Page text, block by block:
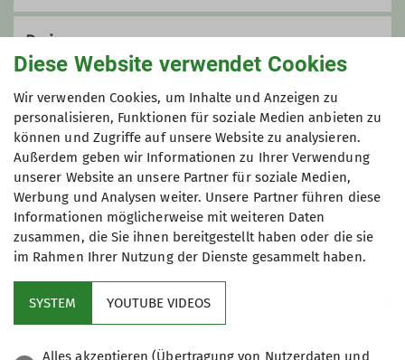
Die Aktivitäten unserer Klettergruppe
reichen vom Sportklettern in der
Halle und im Fels der Mittelgebirge
Klettertouren und kombinierten
Hochtouren in den Alpen.
Unser Klettertreff findet immer
mittwochs ab 19.30 Uhr in der
KletterBar in Offenbach statt. Über
unsere WhatsApp Gruppe verabreden
wir uns zu Kletterausflügen zu den
umliegenden Mittelgebirgsfelsen.
Unsere Trainer*innen bieten Kurse im
Hallenklettern, Felsklettern und
alpinem Klettern und Bergsteigen an.
Gemeinsam unterwegs. Im
Preis
zuzüglich Halleneintritt
Maximale Teilnehmeranzahl
6
Diese Website verwendet Cookies
Wir verwenden Cookies, um Inhalte und Anzeigen zu
personalisieren, Funktionen für soziale Medien anbieten zu
können und Zugriffe auf unsere Website zu analysieren.
Außerdem geben wir Informationen zu Ihrer Verwendung
unserer Website an unsere Partner für soziale Medien,
Werbung und Analysen weiter. Unsere Partner führen diese
Informationen möglicherweise mit weiteren Daten
zusammen, die Sie ihnen bereitgestellt haben oder die sie
im Rahmen Ihrer Nutzung der Dienste gesammelt haben.
SYSTEM YOUTUBE VIDEOS
Alles akzeptieren (Übertragung von Nutzerdaten und